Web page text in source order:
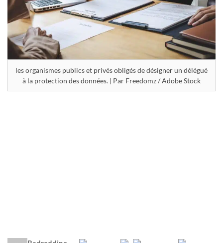
les organismes publics et privés obligés de désigner un délégué
à la protection des données. | Par Freedomz / Adobe Stock